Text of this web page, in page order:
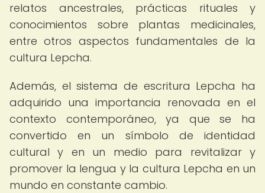
relatos ancestrales, prácticas rituales y
conocimientos sobre plantas medicinales,
entre otros aspectos fundamentales de la
cultura Lepcha.
Además, el sistema de escritura Lepcha ha
adquirido una importancia renovada en el
contexto contemporáneo, ya que se ha
convertido en un símbolo de identidad
cultural y en un medio para revitalizar y
promover la lengua y la cultura Lepcha en un
mundo en constante cambio.